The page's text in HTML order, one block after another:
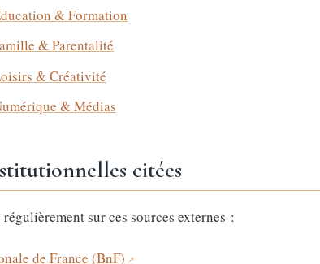
& Formation
& Parentalité
& Créativité
& Médias
citées
sur ces sources externes :
de France (BnF)